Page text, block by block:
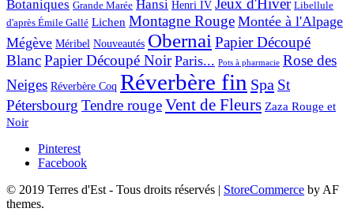
Botaniques Grande Marée Hansi Henri IV Jeux d'Hiver Libellule
d'après Émile Gallé Lichen Montagne Rouge Montée à l'Alpage
Mégève Méribel Nouveautés ObernaiPapier Découpé
BlancPapier Découpé Noir Paris... Pots à pharmacie Rose des
Neiges Réverbère Coq Réverbère fin Spa St
Pétersbourg Tendre rougeVent de Fleurs Zaza Rouge et
Noir
Pinterest
Facebook
© 2019 Terres d'Est - Tous droits réservés
StoreCommerce by AF
themes.